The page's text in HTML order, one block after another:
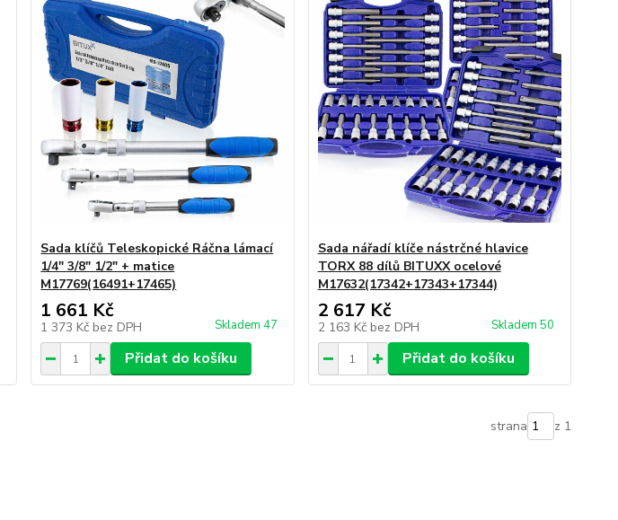
Sada klíčů Teleskopické Ráčna lámací
1/4" 3/8" 1/2" + matice
M17769(16491+17465)
1 661 Kč
1 373 Kč bez DPH Skladem 47
Přidat do košíku
Sada nářadí klíče nástrčné hlavice
TORX 88 dílů BITUXX ocelové
M17632(17342+17343+17344)
2 617 Kč
2 163 Kč bez DPH Skladem 50
Přidat do košíku
strana z 1